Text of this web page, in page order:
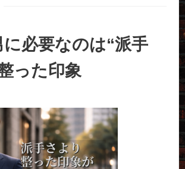
に必要なのは“派手
った印象